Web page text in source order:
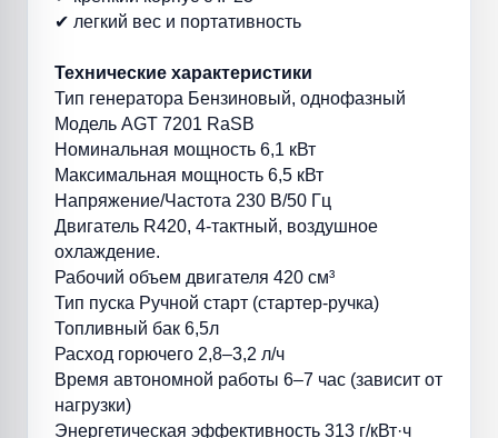
✔ легкий вес и портативность
Технические характеристики
Тип генератора Бензиновый, однофазный
Модель AGT 7201 RaSB
Номинальная мощность 6,1 кВт
Максимальная мощность 6,5 кВт
Напряжение/Частота 230 В/50 Гц
Двигатель R420, 4-тактный, воздушное
охлаждение.
Рабочий объем двигателя 420 см³
Тип пуска Ручной старт (стартер-ручка)
Топливный бак 6,5л
Расход горючего 2,8–3,2 л/ч
Время автономной работы 6–7 час (зависит от
нагрузки)
Энергетическая эффективность 313 г/кВт·ч